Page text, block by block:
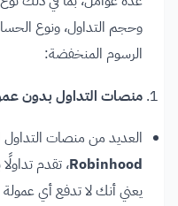
وحجم التداول، ونوع
الرسوم المنخفضة:
منصات التداول بدون
العديد من منصات التداول
Robinhood، تقدم
يعني أنك لا تدفع أي